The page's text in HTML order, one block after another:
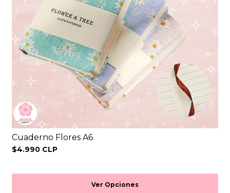
Cuaderno Flores A6
$4.990 CLP
Ver Opciones